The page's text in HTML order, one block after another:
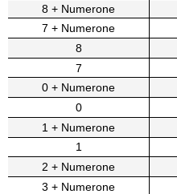
8 + Numerone
7 + Numerone
8
7
0 + Numerone
0
1 + Numerone
1
2 + Numerone
3 + Numerone